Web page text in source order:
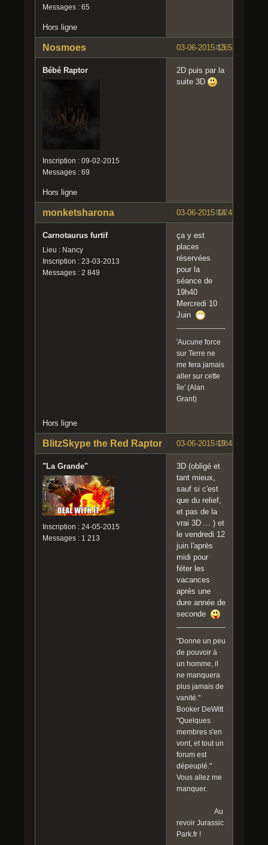
Messages : 65
Hors ligne
#26
03-06-2015 13:53:11
Nosmoes
Bébé Raptor
Inscription : 09-02-2015
Messages : 69
2D puis par la
suite 3D
Hors ligne
#27
03-06-2015 14:47:28
monketsharona
Carnotaurus furtif
Lieu : Nancy
Inscription : 23-03-2013
Messages : 2 849
ça y est
places
réservées
pour la
séance de
19h40
Mercredi 10
Juin
'Aucune force
sur Terre ne
me fera jamais
aller sur cette
île' (Alan
Grant)
Hors ligne
#28
03-06-2015 19:45:46
BlitzSkype the Red Raptor
"La Grande"
Inscription : 24-05-2015
Messages : 1 213
3D (obligé et
tant mieux,
sauf si c'est
que du relief,
et pas de la
vrai 3D ... ) et
le vendredi 12
juin l'après
midi pour
féter les
vacances
après une
dure année de
seconde
"Donne un peu
de pouvoir à
un homme, il
ne manquera
plus jamais de
vanité."
Booker DeWitt
"Quelques
membres s'en
vont, et tout un
forum est
dépeuplé."
Vous allez me
manquer.
Au
revoir Jurassic
Park.fr !